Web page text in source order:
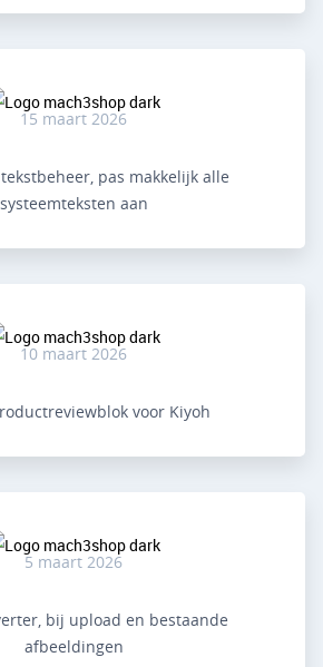
15 maart 2026
pas makkelijk alle
systeemteksten aan
10 maart 2026
voor Kiyoh
5 maart 2026
bij upload en bestaande
afbeeldingen